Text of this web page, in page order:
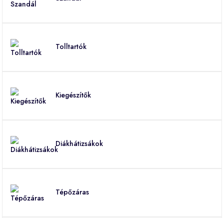
Tolltartók
Kiegészítők
Diákhátizsákok
Tépőzáras